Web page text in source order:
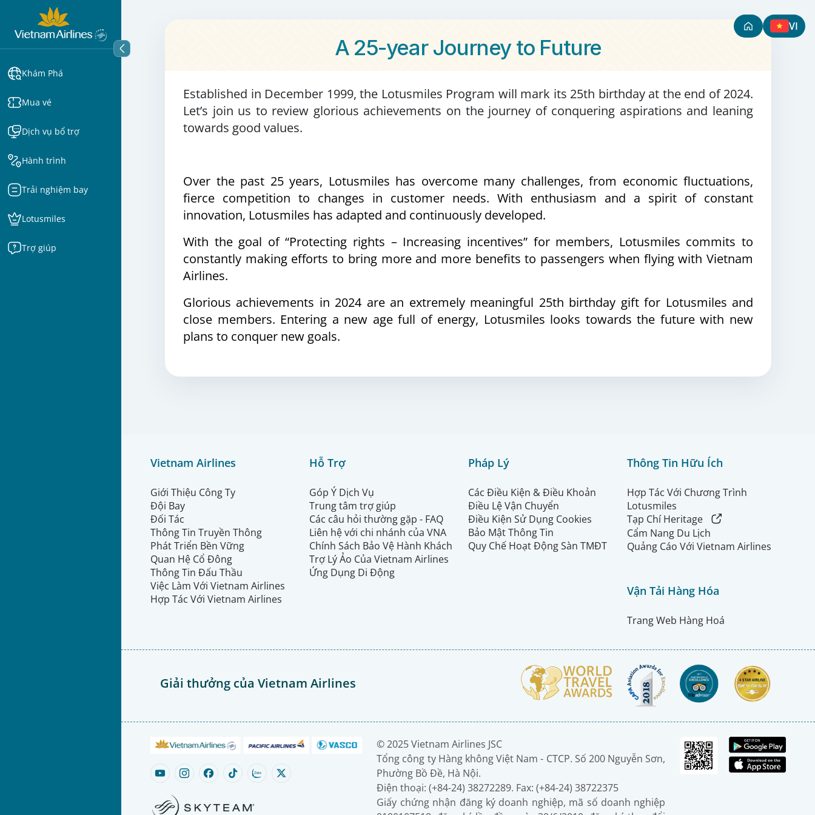
Khám Phá
Mua vé
Dịch vụ bổ trợ
Hành trình
Trải nghiệm bay
Lotusmiles
Trợ giúp
VI
A 25-year Journey to Future
Established in December 1999, the Lotusmiles Program will mark its 25th birthday at the end of 2024.
Let’s join us to review glorious achievements on the journey of conquering aspirations and leaning
towards good values.
Over the past 25 years, Lotusmiles has overcome many challenges, from economic fluctuations,
fierce competition to changes in customer needs. With enthusiasm and a spirit of constant
innovation, Lotusmiles has adapted and continuously developed.
With the goal of “Protecting rights – Increasing incentives” for members, Lotusmiles commits to
constantly making efforts to bring more and more benefits to passengers when flying with Vietnam
Airlines.
Glorious achievements in 2024 are an extremely meaningful 25th birthday gift for Lotusmiles and
close members. Entering a new age full of energy, Lotusmiles looks towards the future with new
plans to conquer new goals.
Vietnam Airlines
Giới Thiệu Công Ty
Đội Bay
Đối Tác
Thông Tin Truyền Thông
Phát Triển Bền Vững
Quan Hệ Cổ Đông
Thông Tin Đấu Thầu
Việc Làm Với Vietnam Airlines
Hợp Tác Với Vietnam Airlines
Hỗ Trợ
Góp Ý Dịch Vụ
Trung tâm trợ giúp
Các câu hỏi thường gặp - FAQ
Liên hệ với chi nhánh của VNA
Chính Sách Bảo Vệ Hành Khách
Trợ Lý Ảo Của Vietnam Airlines
Ứng Dụng Di Động
Pháp Lý
Các Điều Kiện & Điều Khoản
Điều Lệ Vận Chuyển
Điều Kiện Sử Dụng Cookies
Bảo Mật Thông Tin
Quy Chế Hoạt Động Sàn TMĐT
Thông Tin Hữu Ích
Hợp Tác Với Chương Trình
Lotusmiles
Tạp Chí Heritage
Cẩm Nang Du Lịch
Quảng Cáo Với Vietnam Airlines
Vận Tải Hàng Hóa
Trang Web Hàng Hoá
Giải thưởng của Vietnam Airlines
© 2025 Vietnam Airlines JSC
Tổng công ty Hàng không Việt Nam - CTCP. Số 200 Nguyễn Sơn,
Phường Bồ Đề, Hà Nội.
Điện thoại: (+84-24) 38272289. Fax: (+84-24) 38722375
Giấy chứng nhận đăng ký doanh nghiệp, mã số doanh nghiệp